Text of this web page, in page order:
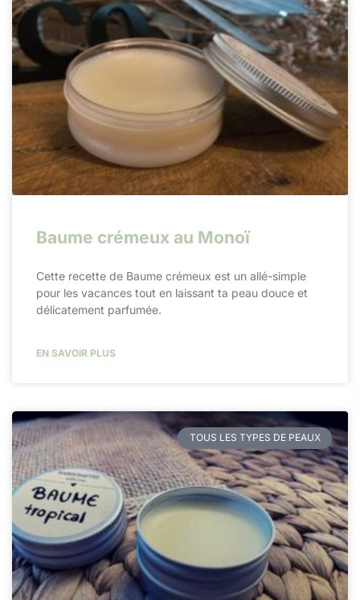
Baume crémeux au Monoï
Cette recette de Baume crémeux est un allé-simple
pour les vacances tout en laissant ta peau douce et
délicatement parfumée.
EN SAVOIR PLUS
TOUS LES TYPES DE PEAUX